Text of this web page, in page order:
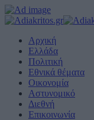
Αρχική
Ελλάδα
Πολιτική
Εθνικά θέματα
Οικονομία
Αστυνομικό
Διεθνή
Επικοινωνία